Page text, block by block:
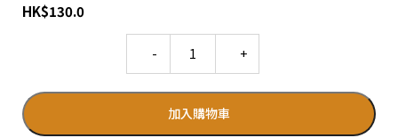
HK$130.0
加入購物車